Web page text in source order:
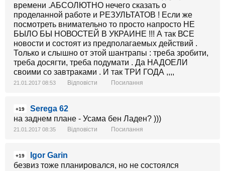
времени .АБСОЛЮТНО нечего сказать о
проделанной работе и РЕЗУЛЬТАТОВ ! Если же
посмотреть внимательно то просто напросто НЕ
БЫЛО БЫ НОВОСТЕЙ В УКРАИНЕ !!! А так ВСЕ
новости и состоят из предполагаемых действий .
Только и слышно от этой шантрапы : треба зробити,
треба досягти, треба подумати . Да НАДОЕЛИ
своими со завтраками . И так ТРИ ГОДА ,,,,
21.01.2017 08:53 Відповісти Посилання
+19
Serega 62
на заднем плане - Усама бен Ладен? )))
21.01.2017 08:35 Відповісти Посилання
+19
Igor Garin
безвиз тоже планировался, но не состоялся